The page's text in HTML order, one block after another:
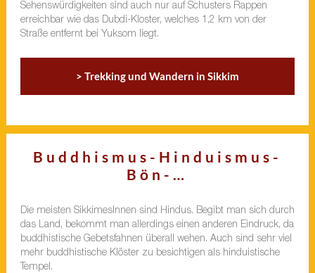
Sehenswürdigkeiten sind auch nur auf Schusters Rappen
erreichbar wie das Dubdi-Kloster, welches 1,2 km von der
Straße entfernt bei Yuksom liegt.
> Trekking und Wandern in Sikkim
Buddhismus-Hinduismus-
Bön-…
Die meisten SikkimesInnen sind Hindus. Begibt man sich durch
das Land, bekommt man allerdings einen anderen Eindruck, da
buddhistische Gebetsfahnen überall wehen. Auch sind sehr viel
mehr buddhistische Klöster zu besichtigen als hinduistische
Tempel.